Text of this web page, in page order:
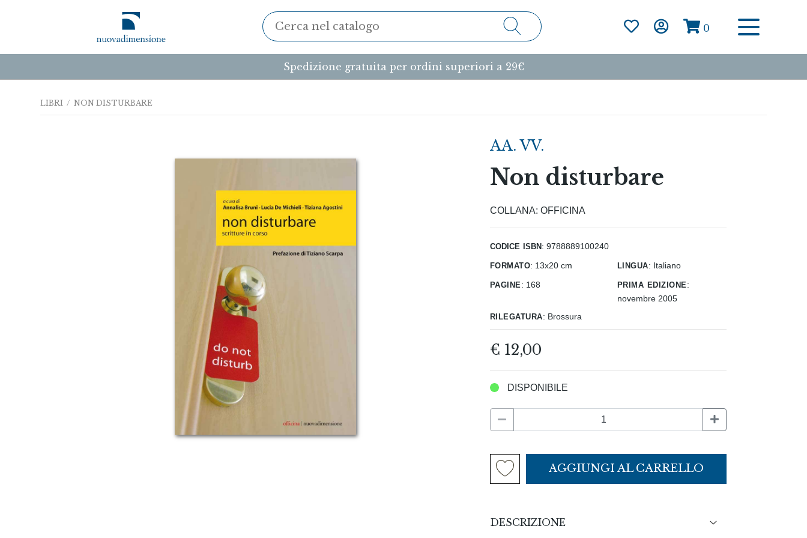
0
Spedizione gratuita per ordini superiori a 29€
LIBRI / NON DISTURBARE
AA. VV.
Non disturbare
COLLANA: OFFICINA
codice isbn: 9788889100240
formato: 13x20 cm lingua: Italiano
pagine: 168 prima edizione:
novembre 2005
rilegatura: Brossura
€ 12,00
DISPONIBILE
AGGIUNGI AL CARRELLO
DESCRIZIONE